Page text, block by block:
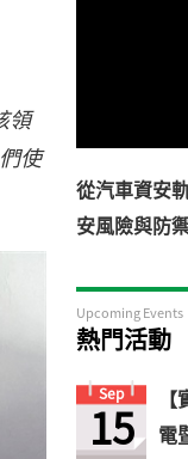
領
使
從汽車資安
安風險與防
Upcoming Events
熱門活動
Sep
15
電